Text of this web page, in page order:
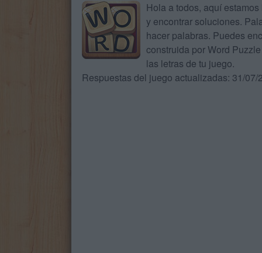
Hola a todos, aquí
y encontrar soluciones.
hacer palabras. Puedes
construida por Word
las letras de tu juego.
Respuestas del juego actualizadas: 31/07/